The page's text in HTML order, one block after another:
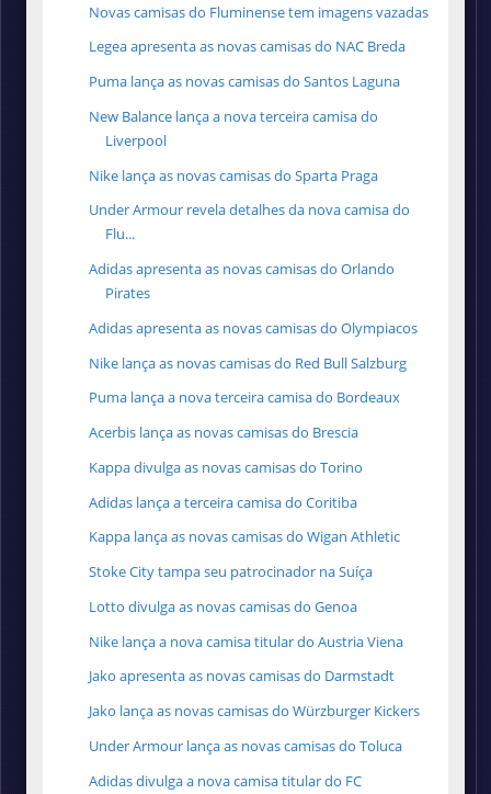
Novas camisas do Fluminense tem imagens vazadas
Legea apresenta as novas camisas do NAC Breda
Puma lança as novas camisas do Santos Laguna
New Balance lança a nova terceira camisa do
Liverpool
Nike lança as novas camisas do Sparta Praga
Under Armour revela detalhes da nova camisa do
Flu...
Adidas apresenta as novas camisas do Orlando
Pirates
Adidas apresenta as novas camisas do Olympiacos
Nike lança as novas camisas do Red Bull Salzburg
Puma lança a nova terceira camisa do Bordeaux
Acerbis lança as novas camisas do Brescia
Kappa divulga as novas camisas do Torino
Adidas lança a terceira camisa do Coritiba
Kappa lança as novas camisas do Wigan Athletic
Stoke City tampa seu patrocinador na Suíça
Lotto divulga as novas camisas do Genoa
Nike lança a nova camisa titular do Austria Viena
Jako apresenta as novas camisas do Darmstadt
Jako lança as novas camisas do Würzburger Kickers
Under Armour lança as novas camisas do Toluca
Adidas divulga a nova camisa titular do FC